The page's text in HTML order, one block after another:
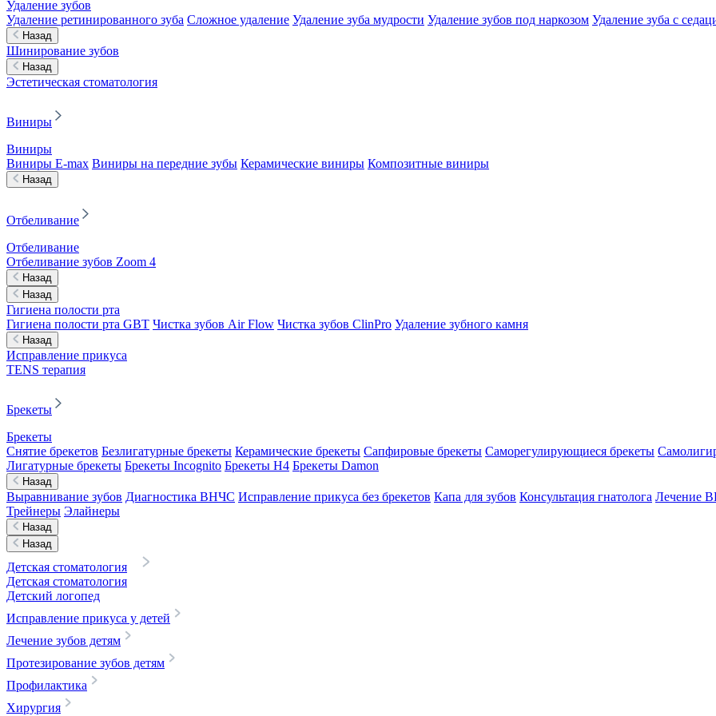
Удаление зубов
Удаление ретинированного зуба Сложное удаление Удаление зуба мудрости Удаление зубов под наркозом Удаление зуба с
Назад
Шинирование зубов
Назад
Эстетическая стоматология
Виниры
Виниры
Виниры E-max Виниры на передние зубы Керамические виниры Композитные виниры
Назад
Отбеливание
Отбеливание
Отбеливание зубов Zoom 4
Назад
Назад
Гигиена полости рта
Гигиена полости рта GBT Чистка зубов Air Flow Чистка зубов ClinPro Удаление зубного камня
Назад
Исправление прикуса
TENS терапия
Брекеты
Брекеты
Снятие брекетов Безлигатурные брекеты Керамические брекеты Сапфировые брекеты Саморегулирующиеся брекеты
Лигатурные брекеты Брекеты Incognito Брекеты H4 Брекеты Damon
Назад
Выравнивание зубов Диагностика ВНЧС Исправление прикуса без брекетов Капа для зубов Консультация гнатолога Лечение
Трейнеры Элайнеры
Назад
Назад
Детская стоматология
Детская стоматология
Детский логопед
Исправление прикуса у детей
Лечение зубов детям
Протезирование зубов детям
Профилактика
Хирургия